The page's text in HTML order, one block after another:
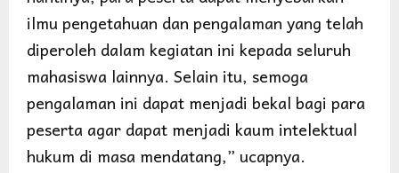
ilmu pengetahuan dan pengalaman yang telah
diperoleh dalam kegiatan ini kepada seluruh
mahasiswa lainnya. Selain itu, semoga
pengalaman ini dapat menjadi bekal bagi para
peserta agar dapat menjadi kaum intelektual
hukum di masa mendatang,” ucapnya.